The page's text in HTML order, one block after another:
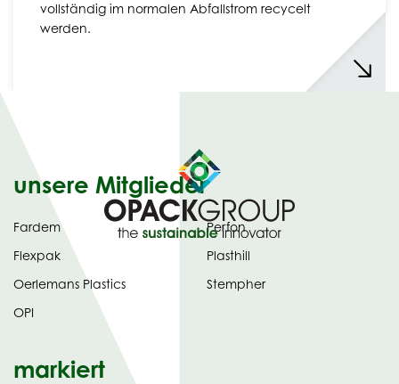
vollständig im normalen Abfallstrom recycelt
werden.
unsere Mitglieder
Fardem
Flexpak
Oerlemans Plastics
OPI
Perfon
Plasthill
Stempher
markiert